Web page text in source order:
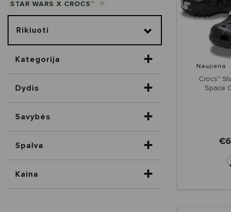
STAR WARS X CROCS™
Rikiuoti
Kategorija
Dydis
Savybės
Spalva
Kaina
Naujiena
Crocs™
Space